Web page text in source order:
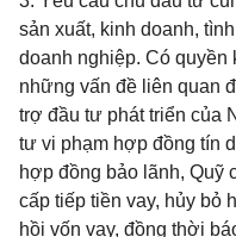
sản xuất, kinh doanh,
doanh nghiệp. Có quyền
những vấn đề liên quan
trợ đầu tư phát triển của
tư vi phạm hợp đồng tín
hợp đồng bảo lãnh, Quỹ
cấp tiếp tiền vay, hủy bỏ
hồi vốn vay, đồng thời